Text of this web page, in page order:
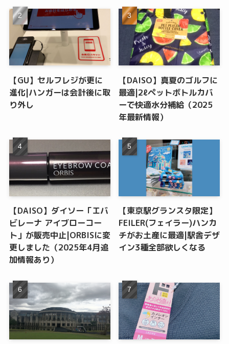
【GU】セルフレジが更に
進化|ハンガーは会計後に取
り外し
【DAISO】真夏のゴルフに
最適|2ℓペットボトルカバ
ーで快適水分補給（2025
年最新情報）
【DAISO】ダイソー「エバ
ビレーナ アイブローコー
ト」が販売中止|ORBISに変
更しました（2025年4月追
加情報あり）
【東京駅グランスタ限定】
FEILER(フェイラー)ハンカ
チがお土産に最適|駅舎デザ
イン3種全部欲しくなる